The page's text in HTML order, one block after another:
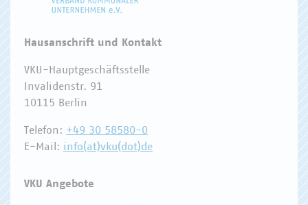
Hausanschrift und Kontakt
VKU-Hauptgeschäftsstelle
Invalidenstr. 91
10115 Berlin
Telefon: +49 30 58580-0
E-Mail: info(at)vku(dot)de
VKU Angebote